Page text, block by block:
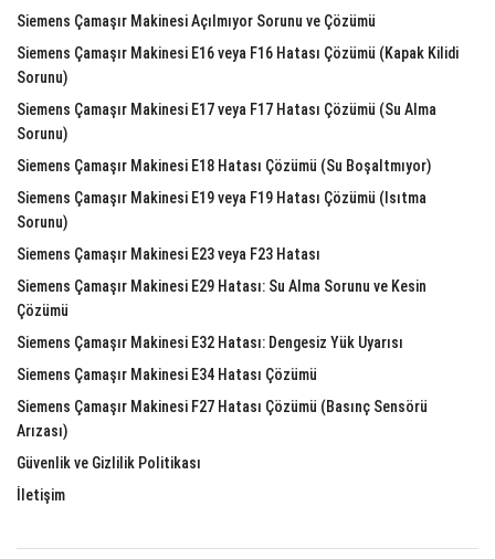
Siemens Çamaşır Makinesi Açılmıyor Sorunu ve Çözümü
Siemens Çamaşır Makinesi E16 veya F16 Hatası Çözümü (Kapak Kilidi
Sorunu)
Siemens Çamaşır Makinesi E17 veya F17 Hatası Çözümü (Su Alma
Sorunu)
Siemens Çamaşır Makinesi E18 Hatası Çözümü (Su Boşaltmıyor)
Siemens Çamaşır Makinesi E19 veya F19 Hatası Çözümü (Isıtma
Sorunu)
Siemens Çamaşır Makinesi E23 veya F23 Hatası
Siemens Çamaşır Makinesi E29 Hatası: Su Alma Sorunu ve Kesin
Çözümü
Siemens Çamaşır Makinesi E32 Hatası: Dengesiz Yük Uyarısı
Siemens Çamaşır Makinesi E34 Hatası Çözümü
Siemens Çamaşır Makinesi F27 Hatası Çözümü (Basınç Sensörü
Arızası)
Güvenlik ve Gizlilik Politikası
İletişim